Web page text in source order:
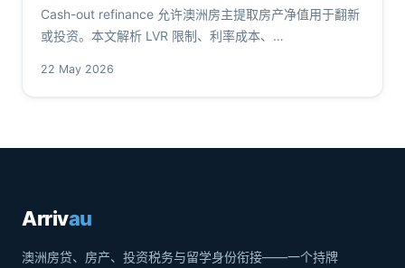
Cash-out refinance 允许澳洲房主提取房产净值用于翻新
或投资。本文解析 LVR 限制、利率成本、
风险预警。
22 May 2026
Arrivau
澳洲房贷、房产、投资税务与留学身份衔接——一个持牌